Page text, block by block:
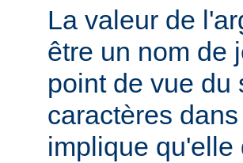
La valeur de
être un nom de
point de vue du
caractères dans
implique qu'elle